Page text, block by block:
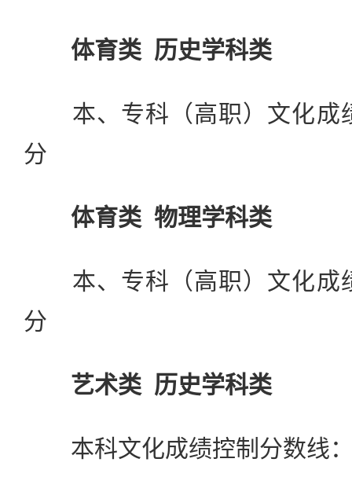
体育类 历史学科类
本、专科（高职）文化成
分
体育类 物理学科类
本、专科（高职）文化成
分
艺术类 历史学科类
本科文化成绩控制